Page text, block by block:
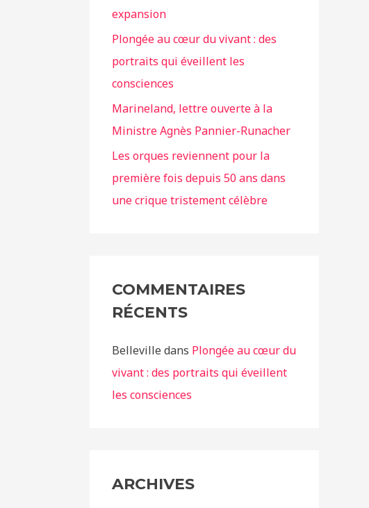
expansion
Plongée au cœur du vivant : des
portraits qui éveillent les
consciences
Marineland, lettre ouverte à la
Ministre Agnès Pannier-Runacher
Les orques reviennent pour la
première fois depuis 50 ans dans
une crique tristement célèbre
COMMENTAIRES
RÉCENTS
Belleville dans Plongée au cœur du
vivant : des portraits qui éveillent
les consciences
ARCHIVES